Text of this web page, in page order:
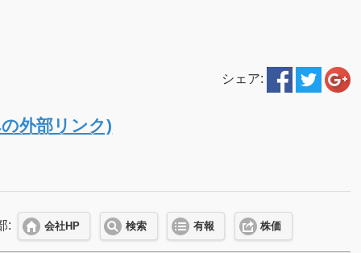
シェア:
外部リンク)
: 会社HP 検索 有報 株価